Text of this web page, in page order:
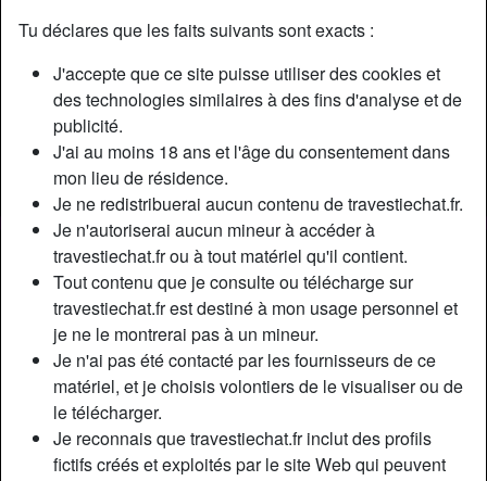
Tu déclares que les faits suivants sont exacts :
J'accepte que ce site puisse utiliser des cookies et
des technologies similaires à des fins d'analyse et de
publicité.
J'ai au moins 18 ans et l'âge du consentement dans
mon lieu de résidence.
Je ne redistribuerai aucun contenu de travestiechat.fr.
Je n'autoriserai aucun mineur à accéder à
travestiechat.fr ou à tout matériel qu'il contient.
Tout contenu que je consulte ou télécharge sur
travestiechat.fr est destiné à mon usage personnel et
je ne le montrerai pas à un mineur.
Je n'ai pas été contacté par les fournisseurs de ce
matériel, et je choisis volontiers de le visualiser ou de
le télécharger.
Je reconnais que travestiechat.fr inclut des profils
fictifs créés et exploités par le site Web qui peuvent
Nickname:
GodeleineAzaïs
Âge:
27
Pays:
France
Département:
Vendée
Sexe:
Transexuelle
Sexualité:
Couleur des cheveux:
Blonde
Couleur des yeux:
Brun